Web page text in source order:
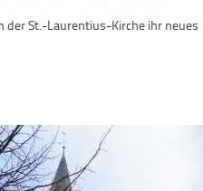
der St.-Laurentius-Kirche ihr neues